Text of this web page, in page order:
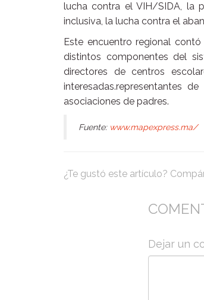
lucha contra el VIH/SIDA, la
inclusiva, la lucha contra el
Este encuentro regional
distintos componentes del
directores de centros
interesadas.representantes
asociaciones de padres.
Fuente: www.mapexpress.ma/
¿Te gustó este artículo?
Dejar un